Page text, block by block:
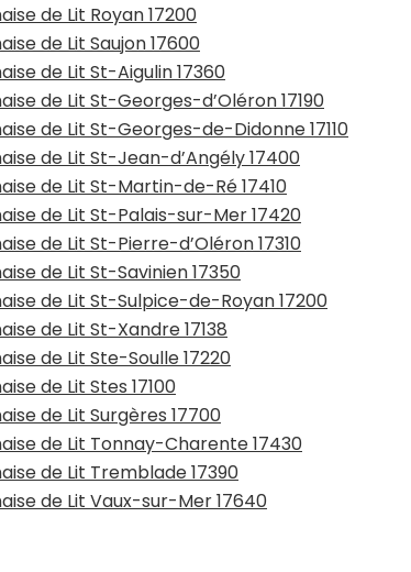
de Lit Royan 17200
de Lit Saujon 17600
de Lit St-Aigulin 17360
de Lit St-Georges-d’Oléron 17190
de Lit St-Georges-de-Didonne 17110
de Lit St-Jean-d’Angély 17400
de Lit St-Martin-de-Ré 17410
de Lit St-Palais-sur-Mer 17420
de Lit St-Pierre-d’Oléron 17310
de Lit St-Savinien 17350
de Lit St-Sulpice-de-Royan 17200
de Lit St-Xandre 17138
de Lit Ste-Soulle 17220
de Lit Stes 17100
de Lit Surgères 17700
de Lit Tonnay-Charente 17430
de Lit Tremblade 17390
de Lit Vaux-sur-Mer 17640